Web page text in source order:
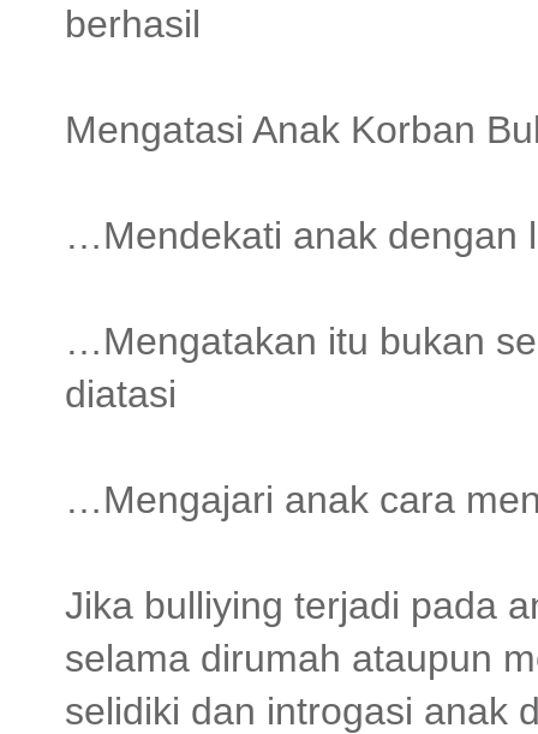
berhasil
Mengatasi Anak Korban
…Mendekati anak dengan
…Mengatakan itu bukan
diatasi
…Mengajari anak cara
Jika bulliying terjadi pada
selama dirumah ataupun
selidiki dan introgasi anak